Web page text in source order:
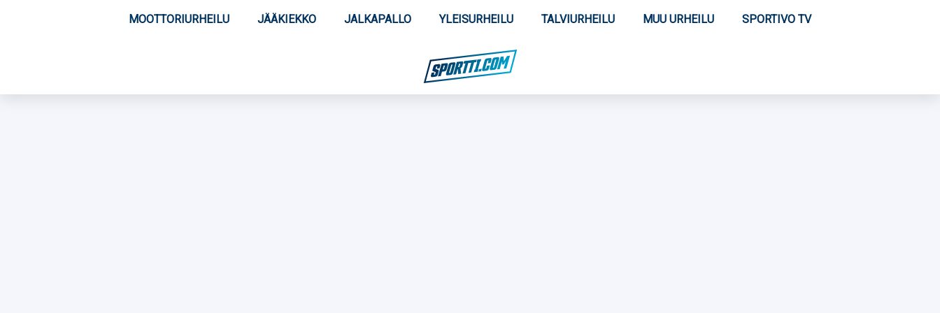
MOOTTORIURHEILU JÄÄKIEKKO JALKAPALLO YLEISURHEILU TALVIURHEILU MUU URHEILU SPORTIVO TV